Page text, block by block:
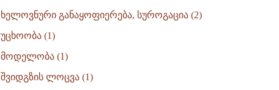
ხელოვნური განაყოფიერება, სუროგაცია (2)
უცხოობა (1)
მოდელობა (1)
შვიდგზის ლოცვა (1)